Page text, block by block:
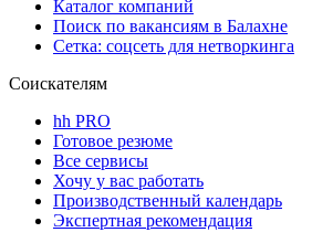
Каталог компаний
Поиск по вакансиям в Балахне
Сетка: соцсеть для нетворкинга
Соискателям
hh PRO
Готовое резюме
Все сервисы
Хочу у вас работать
Производственный календарь
Экспертная рекомендация